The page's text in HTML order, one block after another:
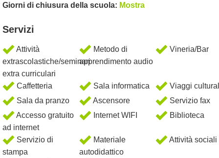
Giorni di chiusura della scuola: Mostra
Servizi
Attività
extrascolastiche/seminari
extra curriculari
Metodo di
apprendimento audio
Vineria/Bar
Caffetteria Sala informatica
Viaggi
Sala da pranzo
Ascensore
Servizio fax
Accesso gratuito
ad internet
Internet WIFI Biblioteca
Servizio di
stampa
Materiale
autodidattico
Attività sociali